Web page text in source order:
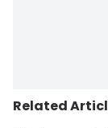
Related